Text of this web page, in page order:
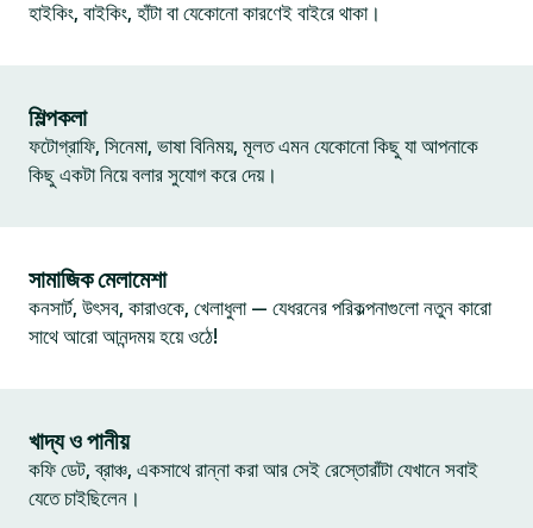
হাইকিং, বাইকিং, হাঁটা বা যেকোনো কারণেই বাইরে থাকা।
শিল্পকলা
ফটোগ্রাফি, সিনেমা, ভাষা বিনিময়, মূলত এমন যেকোনো কিছু যা আপনাকে
কিছু একটা নিয়ে বলার সুযোগ করে দেয়।
সামাজিক মেলামেশা
কনসার্ট, উৎসব, কারাওকে, খেলাধুলা — যেধরনের পরিকল্পনাগুলো নতুন কারো
সাথে আরো আনন্দময় হয়ে ওঠে!
খাদ্য ও পানীয়
কফি ডেট, ব্রাঞ্চ, একসাথে রান্না করা আর সেই রেস্তোরাঁটা যেখানে সবাই
যেতে চাইছিলেন।